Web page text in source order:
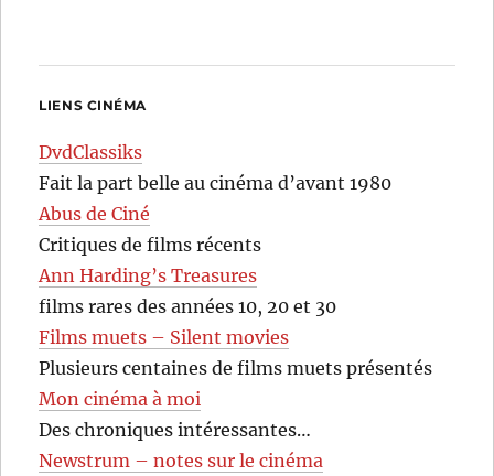
LIENS CINÉMA
DvdClassiks
Fait la part belle au cinéma d’avant 1980
Abus de Ciné
Critiques de films récents
Ann Harding’s Treasures
films rares des années 10, 20 et 30
Films muets – Silent movies
Plusieurs centaines de films muets présentés
Mon cinéma à moi
Des chroniques intéressantes…
Newstrum – notes sur le cinéma